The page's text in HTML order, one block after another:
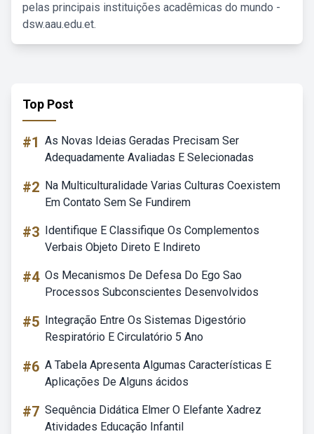
pelas principais instituições acadêmicas do mundo -
dsw.aau.edu.et.
Top Post
#1 As Novas Ideias Geradas Precisam Ser
Adequadamente Avaliadas E Selecionadas
#2 Na Multiculturalidade Varias Culturas Coexistem
Em Contato Sem Se Fundirem
#3 Identifique E Classifique Os Complementos
Verbais Objeto Direto E Indireto
#4 Os Mecanismos De Defesa Do Ego Sao
Processos Subconscientes Desenvolvidos
#5 Integração Entre Os Sistemas Digestório
Respiratório E Circulatório 5 Ano
#6 A Tabela Apresenta Algumas Características E
Aplicações De Alguns ácidos
#7 Sequência Didática Elmer O Elefante Xadrez
Atividades Educação Infantil